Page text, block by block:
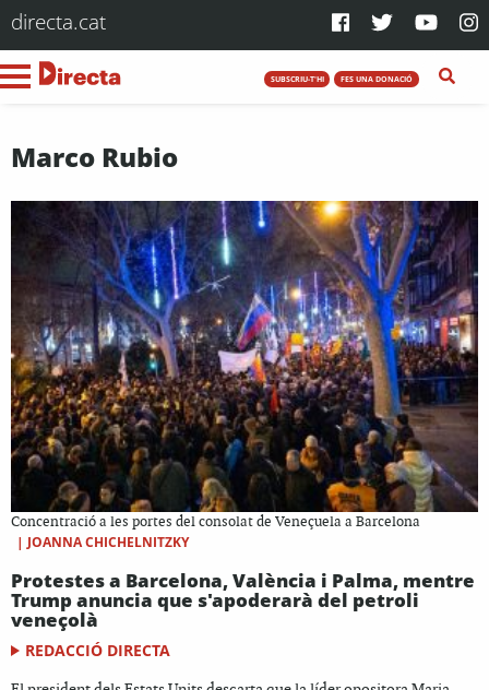
directa.cat
SUBSCRIU-T'HI FES UNA DONACIÓ
Marco Rubio
Concentració a les portes del consolat de Veneçuela a Barcelona
| JOANNA CHICHELNITZKY
Protestes a Barcelona, València i Palma, mentre
Trump anuncia que s'apoderarà del petroli
veneçolà
REDACCIÓ DIRECTA